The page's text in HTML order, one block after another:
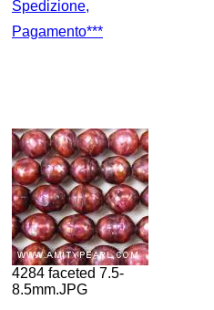
Spedizione,
Pagamento***
4284 faceted 7.5-
8.5mm.JPG